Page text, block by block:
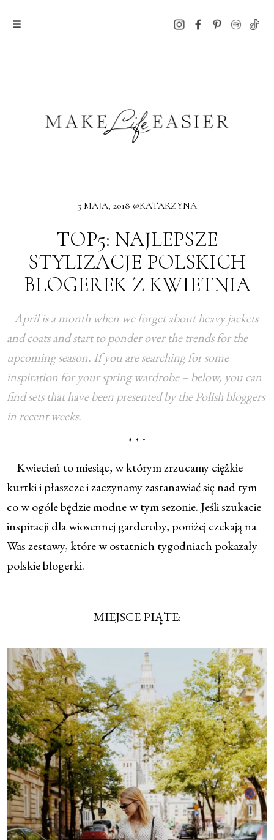
5 MAJA, 2018 @KATARZYNA
TOP5: NAJLEPSZE
STYLIZACJE POLSKICH
BLOGEREK Z KWIETNIA
April is a month when we forget about heavy jackets
and coats and start to ponder over the trends for the
upcoming season. If you are searching for some
inspiration for your spring wardrobe – below, you can
find sets that have been presented by the Polish bloggers
in recent weeks.
* * *
Kwiecień to miesiąc, w którym zrzucamy ciężkie
kurtki i płaszcze i zaczynamy zastanawiać się nad tym
co w ogóle będzie modne w tym sezonie. Jeśli szukacie
inspiracji dla wiosennej garderoby, poniżej czekają na
Was zestawy, które w ostatnich tygodniach pokazały
polskie blogerki.
MIEJSCE PIĄTE: